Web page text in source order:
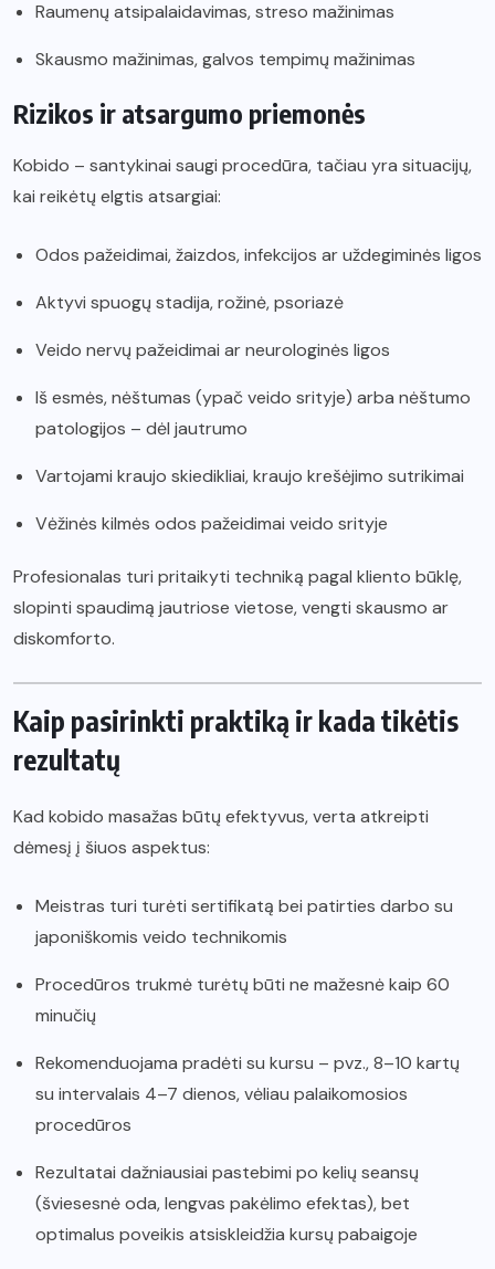
Raumenų atsipalaidavimas, streso mažinimas
Skausmo mažinimas, galvos tempimų mažinimas
Rizikos ir atsargumo priemonės
Kobido – santykinai saugi procedūra, tačiau yra situacijų,
kai reikėtų elgtis atsargiai:
Odos pažeidimai, žaizdos, infekcijos ar uždegiminės ligos
Aktyvi spuogų stadija, rožinė, psoriazė
Veido nervų pažeidimai ar neurologinės ligos
Iš esmės, nėštumas (ypač veido srityje) arba nėštumo
patologijos – dėl jautrumo
Vartojami kraujo skiedikliai, kraujo krešėjimo sutrikimai
Vėžinės kilmės odos pažeidimai veido srityje
Profesionalas turi pritaikyti techniką pagal kliento būklę,
slopinti spaudimą jautriose vietose, vengti skausmo ar
diskomforto.
Kaip pasirinkti praktiką ir kada tikėtis
rezultatų
Kad kobido masažas būtų efektyvus, verta atkreipti
dėmesį į šiuos aspektus:
Meistras turi turėti sertifikatą bei patirties darbo su
japoniškomis veido technikomis
Procedūros trukmė turėtų būti ne mažesnė kaip 60
minučių
Rekomenduojama pradėti su kursu – pvz., 8–10 kartų
su intervalais 4–7 dienos, vėliau palaikomosios
procedūros
Rezultatai dažniausiai pastebimi po kelių seansų
(šviesesnė oda, lengvas pakėlimo efektas), bet
optimalus poveikis atsiskleidžia kursų pabaigoje